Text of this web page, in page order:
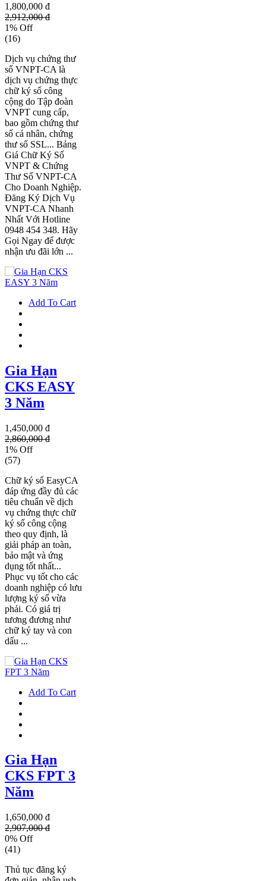
1,800,000 đ
2,912,000 đ
1% Off
(16)
Dịch vụ chứng thư
số VNPT-CA là
dịch vụ chứng thực
chữ ký số công
cộng do Tập đoàn
VNPT cung cấp,
bao gồm chứng thư
số cá nhân, chứng
thư số SSL... Bảng
Giá Chữ Ký Số
VNPT & Chứng
Thư Số VNPT-CA
Cho Doanh Nghiệp.
Đăng Ký Dịch Vụ
VNPT-CA Nhanh
Nhất Với Hotline
0948 454 348. Hãy
Gọi Ngay để được
nhận ưu đãi lớn ...
Add To Cart
Gia Hạn
CKS EASY
3 Năm
1,450,000 đ
2,860,000 đ
1% Off
(57)
Chữ ký số EasyCA
đáp ứng đầy đủ các
tiêu chuẩn về dịch
vụ chứng thực chữ
ký số công cộng
theo quy định, là
giải pháp an toàn,
bảo mật và ứng
dụng tốt nhất...
Phục vụ tốt cho các
doanh nghiệp có lưu
lượng ký số vừa
phải. Có giá trị
tương đương như
chữ ký tay và con
dấu ...
Add To Cart
Gia Hạn
CKS FPT 3
Năm
1,650,000 đ
2,907,000 đ
0% Off
(41)
Thủ tục đăng ký